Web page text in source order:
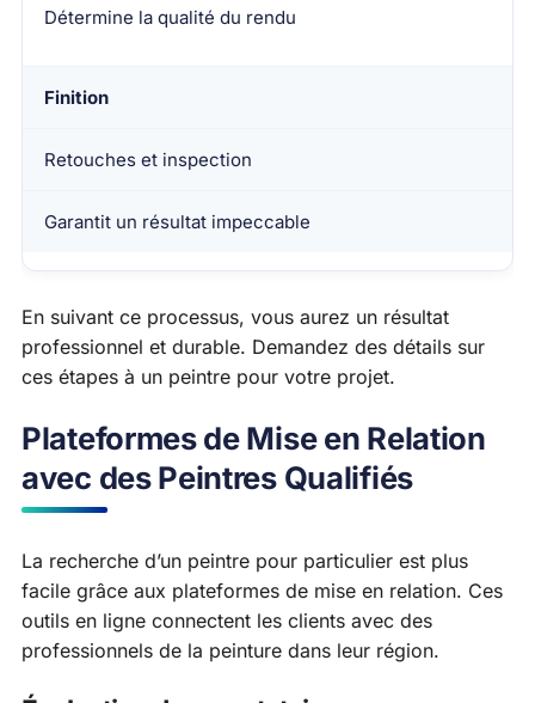
Détermine la qualité du rendu
Finition
Retouches et inspection
Garantit un résultat impeccable
En suivant ce processus, vous aurez un résultat
professionnel et durable. Demandez des détails sur
ces étapes à un peintre pour votre projet.
Plateformes de Mise en Relation
avec des Peintres Qualifiés
La recherche d’un peintre pour particulier est plus
facile grâce aux plateformes de mise en relation. Ces
outils en ligne connectent les clients avec des
professionnels de la peinture dans leur région.